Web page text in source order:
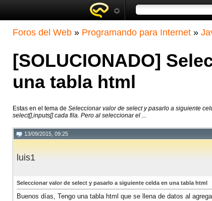
Foros del Web » Programando para Internet »
[SOLUCIONADO]
una tabla html
Estas en el tema de Seleccionar valor de select y pasarlo a siguiente
select[],inputs[] cada fila. Pero al seleccionar el ...
13/09/2015, 09:25
luis1
Seleccionar valor de select y pasarlo a siguiente celda en una tabla html
Buenos días, Tengo una tabla html que se llena de datos al